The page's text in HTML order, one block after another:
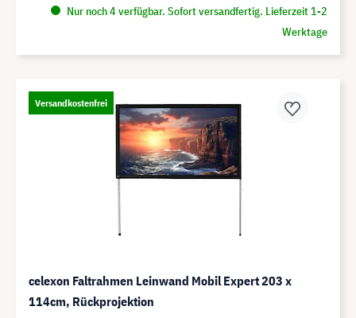
Nur noch 4 verfügbar. Sofort versandfertig. Lieferzeit 1-2
Werktage
Versandkostenfrei
celexon Faltrahmen Leinwand Mobil Expert 203 x
114cm, Rückprojektion